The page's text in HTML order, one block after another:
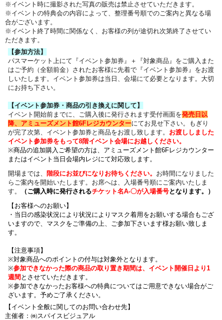
※イベント時に撮影された写真の販売は禁止させていただきます。
※イベントの特典会の内容によって、整理番号順でのご案内と異なる場
合がございます。
※イベント終了時間に関係なく、お客様の列が途切れ次第終了させてい
ただきます。
【参加方法】
パスマーケット上にて『イベント参加券』＋『対象商品』をご購入また
はご予約（全額前金）されたお客様に先着で『イベント参加券』をお渡
しいたします。イベント参加券は当日、会場にて必要となります。大切
にお持ち下さい。
【イベント参加券・商品の引き換えに関して】
イベント開始前までに、ご購入後に発行されます受付画面を発売日以
降、アミューズメント館6Fレジカウンターにてお見せ下さい。もぎり
が完了次第、イベント参加券と商品をお渡し致します。 お渡ししました
イベント参加券をもって8階イベント会場にお越しください。
※商品の追加購入ご希望の方は、 アミューズメント館6Fレジカウンター
またはイベント当日会場内レジにて対応致します。
開場までは、
階段にお並びになりお待ちください。 お時間になりました
らご案内を開始いたします。お席へは、入場番号順にご案内いたしま
す。
（ご購入時に発行されるチケット名A-〇が入場番号となります。）
【お客様へのお願い】
・ 当日の感染状況により 状況によりマスク着用をお願いする場合もござ
いますので、 マスクをご準備の上、ご参加下さいます様お願い致しま
す。
【注意事項】
※対象商品へのポイントの付与は対象外となります。
※参加できなかった際の商品の取り置き期間は、イベント開催日より1
週間 とさせていただきます。
※参加できなかったお客様への特典についてはご用意できない場合がご
ざいます。 予めご了承ください。
【イベント全般に関してのお問い合わせ先】
主催者：㈱スパイスビジュアル